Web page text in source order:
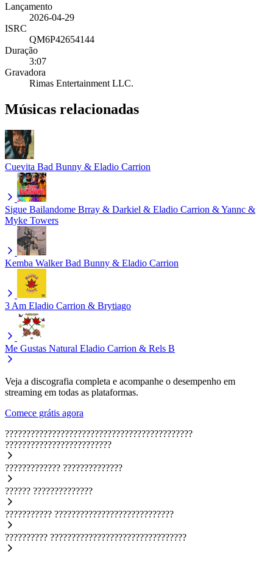
Lançamento
2026-04-29
ISRC
QM6P42654144
Duração
3:07
Gravadora
Rimas Entertainment LLC.
Músicas relacionadas
Cuevita Bad Bunny & Eladio Carrion
Sigue Bailandome Brray & Darkiel & Eladio Carrion & Yannc &
Myke Towers
Kemba Walker Bad Bunny & Eladio Carrion
3 Am Eladio Carrion & Brytiago
Me Gustas Natural Eladio Carrion & Rels B
Veja a discografia completa e acompanhe o desempenho em
streaming em todas as plataformas.
Comece grátis agora
????????????????????????????????????????????
?????????????????????????
????????????? ??????????????
?????? ??????????????
??????????? ????????????????????????????
?????????? ????????????????????????????????